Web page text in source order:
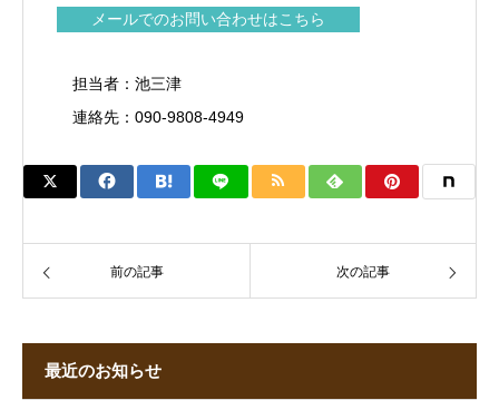
メールでのお問い合わせはこちら
担当者：池三津
連絡先：090-9808-4949
前の記事 次の記事
最近のお知らせ